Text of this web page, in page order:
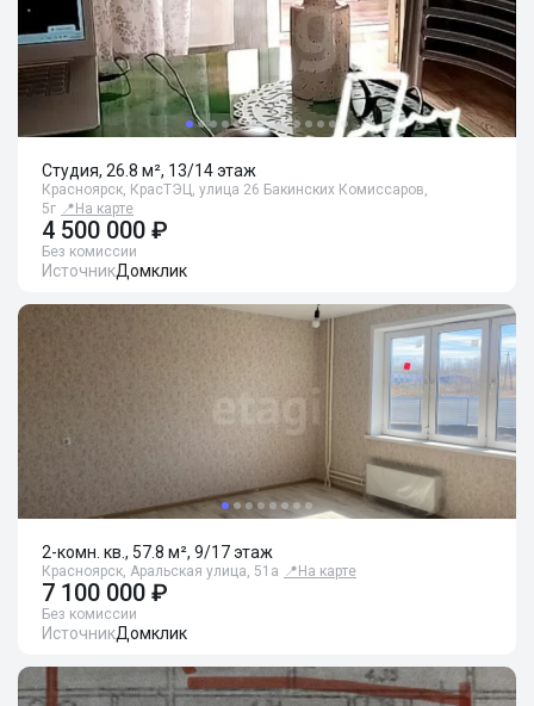
Студия, 26.8 м², 13/14 этаж
Красноярск, КрасТЭЦ, улица 26 Бакинских Комиссаров,
5г 📍 На карте
4 500 000 ₽
Без комиссии
ИсточникДомклик
2-комн. кв., 57.8 м², 9/17 этаж
Красноярск, Аральская улица, 51а 📍 На карте
7 100 000 ₽
Без комиссии
ИсточникДомклик